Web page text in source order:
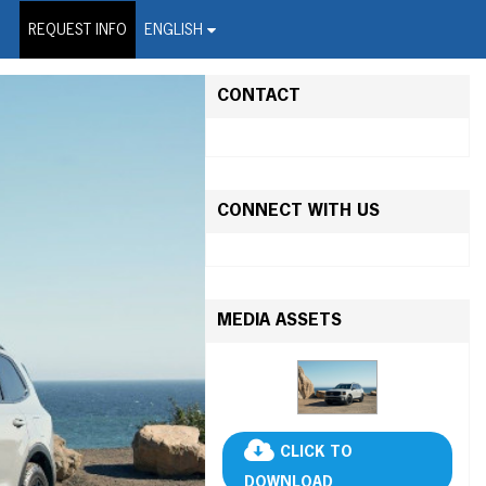
REQUEST INFO ENGLISH
Wire Service
CONTACT
CONNECT WITH US
MEDIA ASSETS
CLICK TO
DOWNLOAD